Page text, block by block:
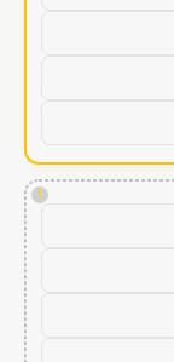
!